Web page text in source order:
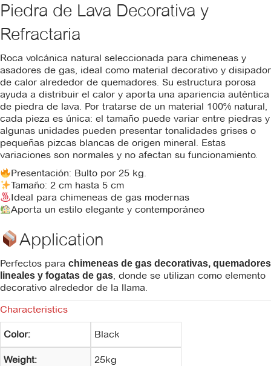
Piedra de Lava Decorativa y
Refractaria
Roca volcánica natural seleccionada para chimeneas y
asadores de gas, ideal como material decorativo y disipador
de calor alrededor de quemadores. Su estructura porosa
ayuda a distribuir el calor y aporta una apariencia auténtica
de piedra de lava. Por tratarse de un material 100% natural,
cada pieza es única: el tamaño puede variar entre piedras y
algunas unidades pueden presentar tonalidades grises o
pequeñas pizcas blancas de origen mineral. Estas
variaciones son normales y no afectan su funcionamiento.
Presentación: Bulto por 25 kg.
Tamaño: 2 cm hasta 5 cm
Ideal para chimeneas de gas modernas
Aporta un estilo elegante y contemporáneo
Application
Perfectos para chimeneas de gas decorativas, quemadores
lineales y fogatas de gas, donde se utilizan como elemento
decorativo alrededor de la llama.
Characteristics
Color: Black
Weight: 25kg